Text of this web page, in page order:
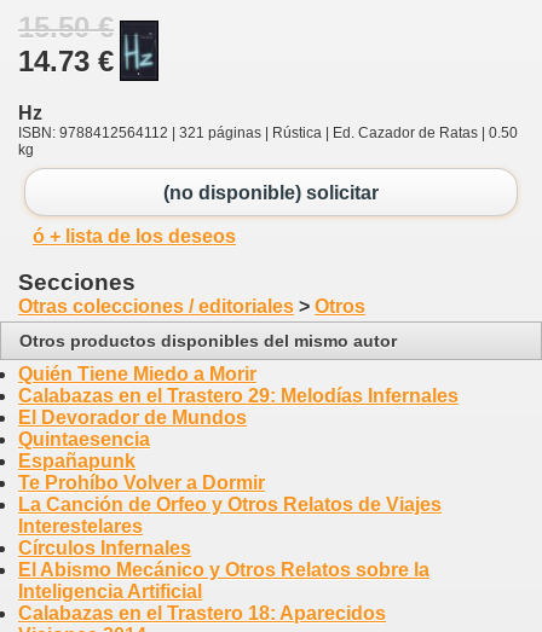
15.50 €
14.73 €
Hz
ISBN: 9788412564112 | 321 páginas | Rústica | Ed. Cazador de Ratas | 0.50
kg
(no disponible) solicitar
ó + lista de los deseos
Secciones
Otras colecciones / editoriales > Otros
Otros productos disponibles del mismo autor
Quién Tiene Miedo a Morir
Calabazas en el Trastero 29: Melodías Infernales
El Devorador de Mundos
Quintaesencia
Españapunk
Te Prohíbo Volver a Dormir
La Canción de Orfeo y Otros Relatos de Viajes
Interestelares
Círculos Infernales
El Abismo Mecánico y Otros Relatos sobre la
Inteligencia Artificial
Calabazas en el Trastero 18: Aparecidos